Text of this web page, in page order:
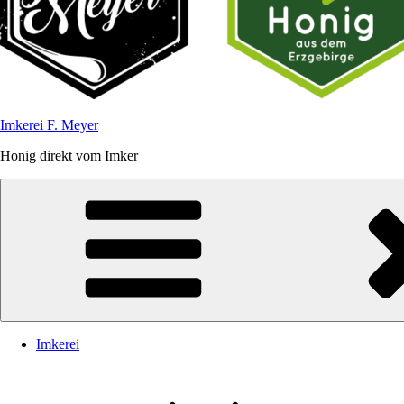
Imkerei F. Meyer
Honig direkt vom Imker
Imkerei